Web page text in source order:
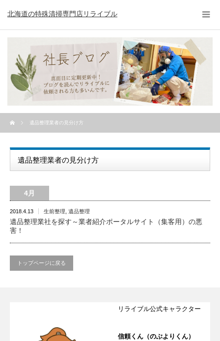
北海道の特殊清掃専門店リライブル
遺品整理業者の見分け方
遺品整理業者の見分け方
4月
2018.4.13 生前整理 遺品整理
遺品整理業社を探す～業者紹介ポータルサイト（集客用）の悪
害！
トップページに戻る
リライブル公式キャラクター
信頼くん（のぶよりくん）